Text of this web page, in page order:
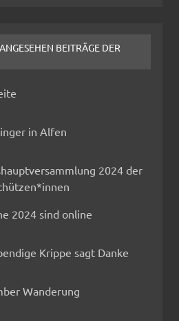
BEITRÄGE DER
in Alfen
2024 der
2024 sind online
Krippe sagt Danke
Wanderung